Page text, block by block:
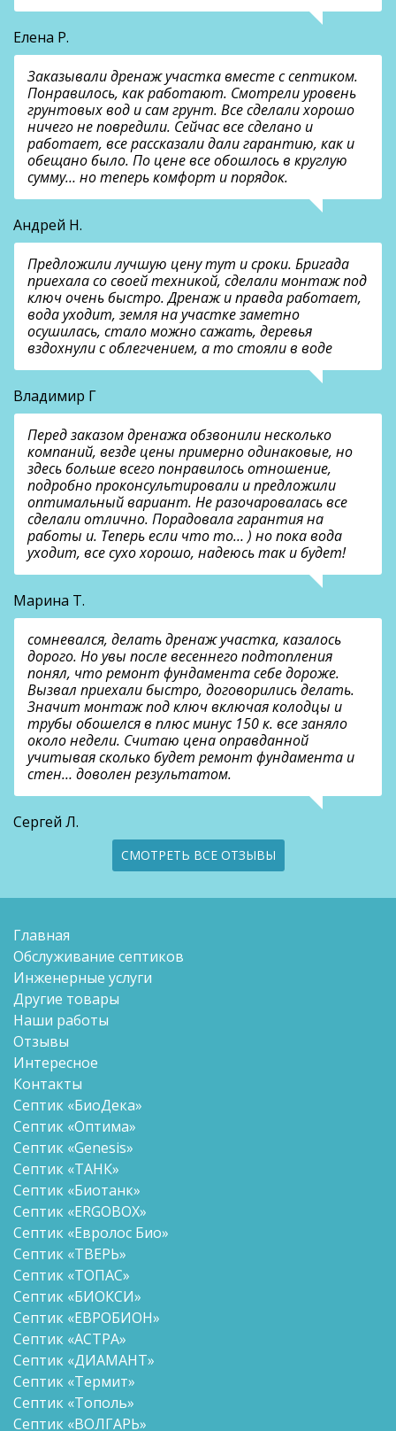
Елена Р.
Заказывали дренаж участка вместе с септиком.
Понравилось, как работают. Смотрели уровень
грунтовых вод и сам грунт. Все сделали хорошо
ничего не повредили. Сейчас все сделано и
работает, все рассказали дали гарантию, как и
обещано было. По цене все обошлось в круглую
сумму… но теперь комфорт и порядок.
Андрей Н.
Предложили лучшую цену тут и сроки. Бригада
приехала со своей техникой, сделали монтаж под
ключ очень быстро. Дренаж и правда работает,
вода уходит, земля на участке заметно
осушилась, стало можно сажать, деревья
вздохнули с облегчением, а то стояли в воде
Владимир Г
Перед заказом дренажа обзвонили несколько
компаний, везде цены примерно одинаковые, но
здесь больше всего понравилось отношение,
подробно проконсультировали и предложили
оптимальный вариант. Не разочаровалась все
сделали отлично. Порадовала гарантия на
работы и. Теперь если что то… ) но пока вода
уходит, все сухо хорошо, надеюсь так и будет!
Марина Т.
сомневался, делать дренаж участка, казалось
дорого. Но увы после весеннего подтопления
понял, что ремонт фундамента себе дороже.
Вызвал приехали быстро, договорились делать.
Значит монтаж под ключ включая колодцы и
трубы обошелся в плюс минус 150 к. все заняло
около недели. Считаю цена оправданной
учитывая сколько будет ремонт фундамента и
стен… доволен результатом.
Сергей Л.
СМОТРЕТЬ ВСЕ ОТЗЫВЫ
Главная
Обслуживание септиков
Инженерные услуги
Другие товары
Наши работы
Отзывы
Интересное
Контакты
Септик «БиоДека»
Септик «Оптима»
Септик «Genesis»
Септик «ТАНК»
Септик «Биотанк»
Септик «ERGOBOX»
Септик «Евролос Био»
Септик «ТВЕРЬ»
Септик «ТОПАС»
Септик «БИОКСИ»
Септик «ЕВРОБИОН»
Септик «АСТРА»
Септик «ДИАМАНТ»
Септик «Термит»
Септик «Тополь»
Септик «ВОЛГАРЬ»